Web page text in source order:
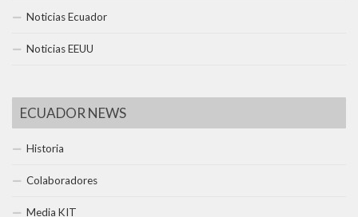
Noticias Ecuador
Noticias EEUU
ECUADOR NEWS
Historia
Colaboradores
Media KIT